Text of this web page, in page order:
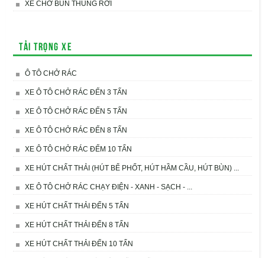
XE CHỞ BÙN THÙNG RỜI
Tải trọng xe
Ô TÔ CHỞ RÁC
XE Ô TÔ CHỞ RÁC ĐẾN 3 TẤN
XE Ô TÔ CHỞ RÁC ĐẾN 5 TẤN
XE Ô TÔ CHỞ RÁC ĐẾN 8 TẤN
XE Ô TÔ CHỞ RÁC ĐẾM 10 TẤN
XE HÚT CHẤT THẢI (HÚT BỂ PHỐT, HÚT HẦM CẦU, HÚT BÙN) ...
XE Ô TÔ CHỞ RÁC CHẠY ĐIỆN - XANH - SẠCH - ...
XE HÚT CHẤT THẢI ĐẾN 5 TẤN
XE HÚT CHẤT THẢI ĐẾN 8 TẤN
XE HÚT CHẤT THẢI ĐẾN 10 TẤN